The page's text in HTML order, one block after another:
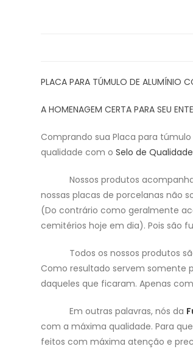
PLACA PARA TÚMULO DE ALUMÍNIO
A HOMENAGEM CERTA PARA SEU
Comprando sua Placa para
qualidade com oSelo de
Nossos produtos
nossas placas de porcelanas não
(Do contrário como geralmente
cemitérios hoje em dia). Pois são
Todos os nossos produtos
Como resultado servem somente
daqueles que ficaram. Apenas
Em outras palavras, nós da
com a máxima qualidade. Para
feitos com máxima atenção e